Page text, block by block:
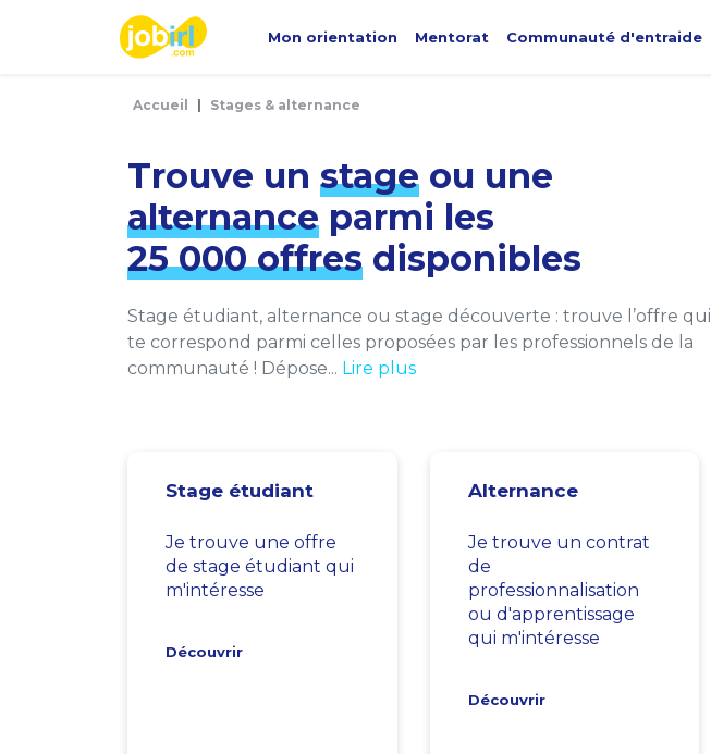
Mon orientation Mentorat Communauté d'entraide
Accueil Stages & alternance
Trouve un stage ou une
alternance parmi les
25 000 offres disponibles
Stage étudiant, alternance ou stage découverte : trouve l’offre qui
te correspond parmi celles proposées par les professionnels de la
communauté ! Dépose... Lire plus
Stage étudiant
Je trouve une offre
de stage étudiant qui
m'intéresse
Découvrir
Alternance
Je trouve un contrat
de
professionnalisation
ou d'apprentissage
qui m'intéresse
Découvrir
Panneau de gestion des cookies